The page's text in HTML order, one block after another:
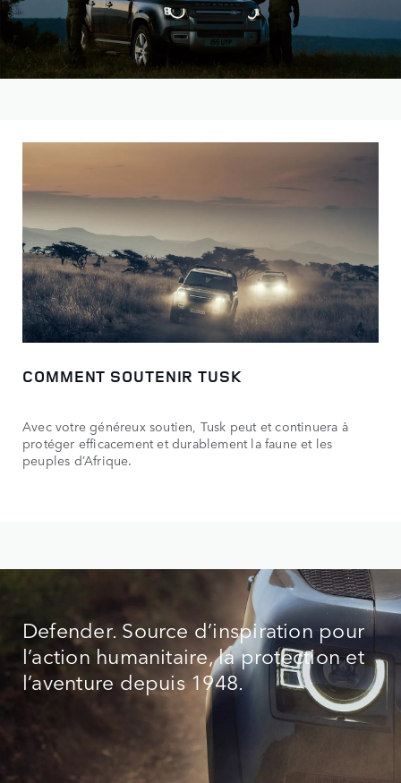
COMMENT SOUTENIR TUSK
Avec votre généreux soutien, Tusk peut et continuera à
protéger efficacement et durablement la faune et les
peuples d’Afrique.
Defender. Source d’inspiration pour
l’action humanitaire, la protection et
l’aventure depuis 1948.